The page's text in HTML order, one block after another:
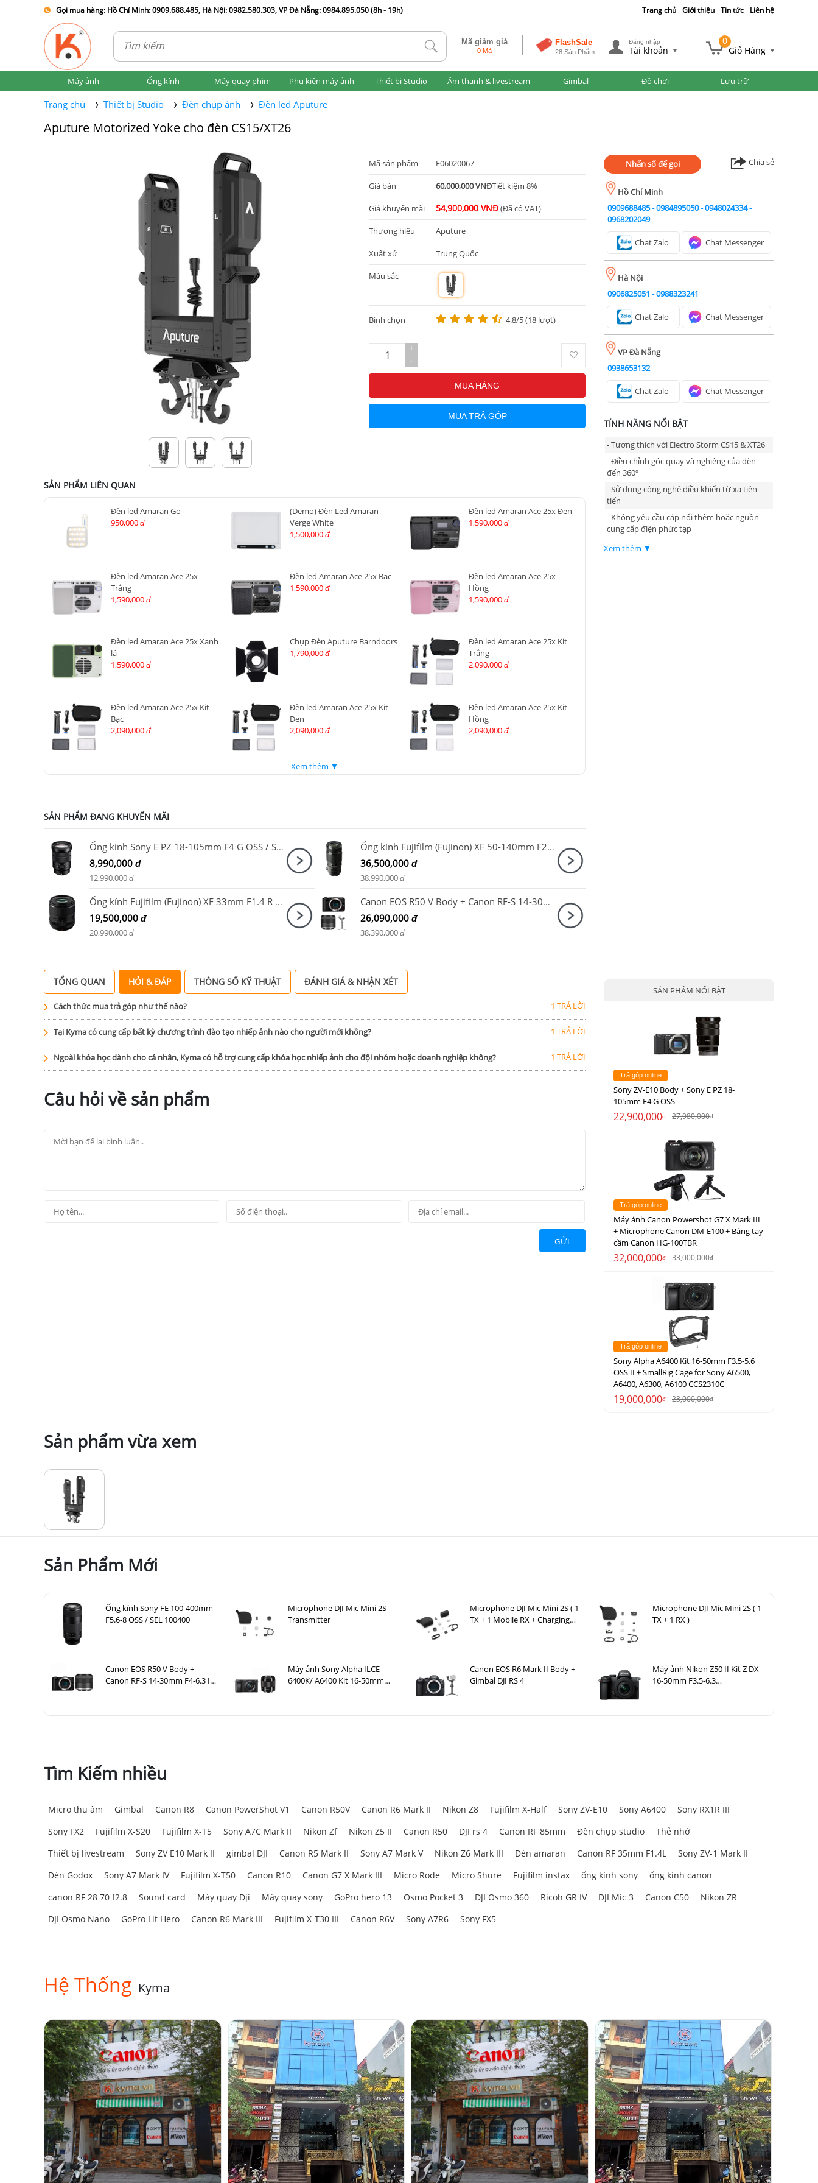
Gọi mua hàng: Hồ Chí Minh: 0909.688.485, Hà Nội: 0982.580.303, VP Đà Nẵng: 0984.895.050 (8h - 19h) Trang chủ Giới thiệu Tin tức Liên hệ
tlk Mã giảm giá
0 Mã
FlashSale
28 Sản Phẩm
Đăng nhập
Tài khoản
0
Giỏ Hàng
Máy ảnh Ống kính Máy quay phim Phụ kiện máy ảnh Thiết bị Studio Âm thanh & livestream Gimbal Đồ chơi Lưu trữ
Trang chủ Thiết bị Studio Đèn chụp ảnh Đèn led Aputure
Aputure Motorized Yoke cho đèn CS15/XT26
Mã sản phẩm E06020067
Giá bán 60,000,000 VNĐTiết kiệm 8%
Giá khuyến mãi 54,900,000 VNĐ(Đã có VAT)
Thương hiệu Aputure
Xuất xứ Trung Quốc
Màu sắc
m
Bình chọn 4.8/5 (18 lượt)
+
-
MUA HÀNG
MUA TRẢ GÓP
SẢN PHẨM LIÊN QUAN
Đèn led Amaran Go
950,000 đ
(Demo) Đèn Led Amaran
Verge White
1,500,000 đ
Đèn led Amaran Ace 25x Đen
1,590,000 đ
Đèn led Amaran Ace 25x
Trắng
1,590,000 đ
Đèn led Amaran Ace 25x Bạc
1,590,000 đ
Đèn led Amaran Ace 25x
Hồng
1,590,000 đ
Đèn led Amaran Ace 25x Xanh
lá
1,590,000 đ
Chụp Đèn Aputure Barndoors
1,790,000 đ
Đèn led Amaran Ace 25x Kit
Trắng
2,090,000 đ
Đèn led Amaran Ace 25x Kit
Bạc
2,090,000 đ
Đèn led Amaran Ace 25x Kit
Đen
2,090,000 đ
Đèn led Amaran Ace 25x Kit
Hồng
2,090,000 đ
Xem thêm ▼
SẢN PHẨM ĐANG KHUYẾN MÃI
Ống kính Sony E PZ 18-105mm F4 G OSS / SELP18105G
8,990,000 đ
12,990,000đ
Ống kính Fujifilm (Fujinon) XF 50-140mm F2.8 R LM OIS WR
36,500,000 đ
38,990,000đ
Ống kính Fujifilm (Fujinon) XF 33mm F1.4 R LM WR
19,500,000 đ
20,990,000đ
Canon EOS R50 V Body + Canon RF-S 14-30mm F4-6.3 IS STM PZ + DJI RS 4 Mini
26,090,000 đ
38,390,000đ
Nhấn số để gọi Chia sẻ
Hồ Chí Minh
0909688485-0984895050-0948024334-
0968202049
Chat Zalo Chat Messenger
Hà Nội
0906825051 -0988323241
Chat Zalo Chat Messenger
VP Đà Nẵng
0938653132
Chat Zalo Chat Messenger
TÍNH NĂNG NỔI BẬT
- Tương thích với Electro Storm CS15 & XT26
- Điều chỉnh góc quay và nghiêng của đèn
đến 360º
- Sử dụng công nghệ điều khiển từ xa tiên
tiến
- Không yêu cầu cáp nối thêm hoặc nguồn
cung cấp điện phức tạp
Xem thêm ▼
TỔNG QUAN HỎI & ĐÁP THÔNG SỐ KỸ THUẬT ĐÁNH GIÁ & NHẬN XÉT
Cách thức mua trả góp như thế nào? 1 TRẢ LỜI
Tại Kyma có cung cấp bất kỳ chương trình đào tạo nhiếp ảnh nào cho người mới không? 1 TRẢ LỜI
Ngoài khóa học dành cho cá nhân, Kyma có hỗ trợ cung cấp khóa học nhiếp ảnh cho đội nhóm hoặc doanh nghiệp không? 1 TRẢ LỜI
Câu hỏi về sản phẩm
GỬI
SẢN PHẨM NỔI BẬT
Trả góp online
Sony ZV-E10 Body + Sony E PZ 18-
105mm F4 G OSS
22,900,000đ 27,980,000đ
Trả góp online
Máy ảnh Canon Powershot G7 X Mark III
+ Microphone Canon DM-E100 + Báng tay
cầm Canon HG-100TBR
32,000,000đ 33,000,000đ
Trả góp online
Sony Alpha A6400 Kit 16-50mm F3.5-5.6
OSS II + SmallRig Cage for Sony A6500,
A6400, A6300, A6100 CCS2310C
19,000,000đ 23,000,000đ
Sản phẩm vừa xem
Sản Phẩm Mới
Ống kính Sony FE 100-400mm
F5.6-8 OSS / SEL 100400
Microphone DJI Mic Mini 2S
Transmitter
Microphone DJI Mic Mini 2S ( 1
TX + 1 Mobile RX + Charging
Microphone DJI Mic Mini 2S ( 1
TX + 1 RX )
Canon EOS R50 V Body +
Canon RF-S 14-30mm F4-6.3 IS
Máy ảnh Sony Alpha ILCE-
6400K/ A6400 Kit 16-50mm
Canon EOS R6 Mark II Body +
Gimbal DJI RS 4
Máy ảnh Nikon Z50 II Kit Z DX
16-50mm F3.5-6.3
Tìm Kiếm nhiều
Micro thu âm Gimbal Canon R8 Canon PowerShot V1 Canon R50V Canon R6 Mark II Nikon Z8 Fujifilm X-Half Sony ZV-E10 Sony A6400
Sony RX1R III
Sony FX2
Fujifilm X-S20 Fujifilm X-T5 Sony A7C Mark II Nikon Zf Nikon Z5 II Canon R50 DJI rs 4 Canon RF 85mm Đèn chụp studio
Thẻ nhớ
Thiết bị livestream
Sony ZV E10 Mark II gimbal DJI Canon R5 Mark II Sony A7 Mark V Nikon Z6 Mark III Đèn amaran Canon RF 35mm F1.4L
Sony ZV-1 Mark II
Đèn Godox
Sony A7 Mark IV Fujifilm X-T50 Canon R10 Canon G7 X Mark III Micro Rode Micro Shure Fujifilm instax ống kính sony
ống kính canon
canon RF 28 70 f2.8
Sound card Máy quay Dji Máy quay sony GoPro hero 13 Osmo Pocket 3 DJI Osmo 360 Ricoh GR IV DJI Mic 3 Canon C50
Nikon ZR
DJI Osmo Nano
GoPro Lit Hero Canon R6 Mark III Fujifilm X-T30 III Canon R6V Sony A7R6 Sony FX5
Hệ Thống Kyma